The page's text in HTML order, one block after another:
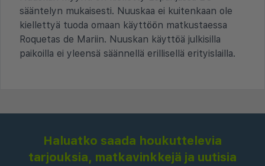
sääntelyn mukaisesti. Nuuskaa ei kuitenkaan ole
kiellettyä tuoda omaan käyttöön matkustaessa
Roquetas de Mariin. Nuuskan käyttöä julkisilla
paikoilla ei yleensä säännellä erillisellä erityislailla.
Haluatko saada houkuttelevia
tarjouksia, matkavinkkejä ja uutisia